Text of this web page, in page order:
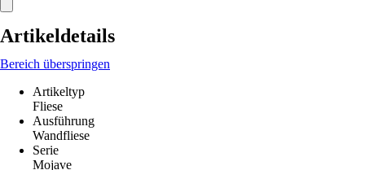
Artikeldetails
Bereich überspringen
Artikeltyp
Fliese
Ausführung
Wandfliese
Serie
Mojave